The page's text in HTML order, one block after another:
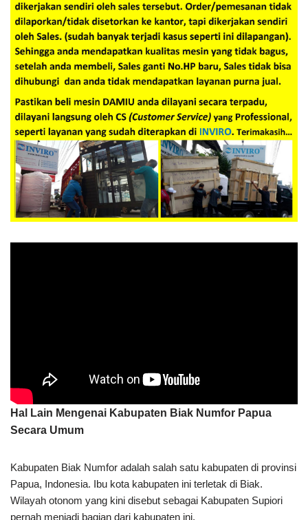
Hal Lain Mengenai Kabupaten Biak Numfor Papua
Secara Umum
Kabupaten Biak Numfor adalah salah satu kabupaten di provinsi
Papua, Indonesia. Ibu kota kabupaten ini terletak di Biak.
Wilayah otonom yang kini disebut sebagai Kabupaten Supiori
pernah menjadi bagian dari kabupaten ini.